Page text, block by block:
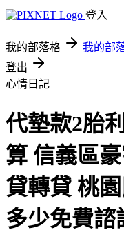
登入
我的部落格 我的部
登出
心情日記
代墊款2胎
算 信義區
貸轉貸 桃
多少免費諮